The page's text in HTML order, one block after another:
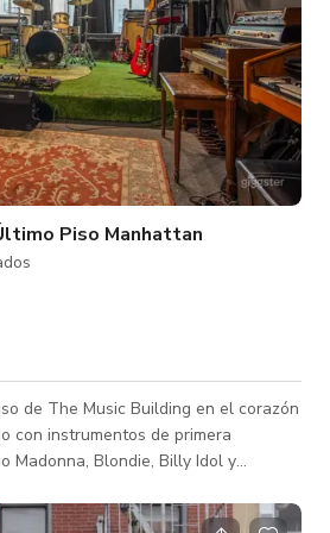
Piso Manhattan
de The Music Building en el corazón
con instrumentos de primera
Madonna, Blondie, Billy Idol y
Studios está muy emocionado